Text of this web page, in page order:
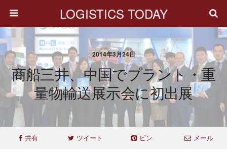
LOGISTICS TODAY
2014年3月24日
商船三井、中国でプラント・重
量物輸送展示会に初出展
共有 ツイート ピン メール